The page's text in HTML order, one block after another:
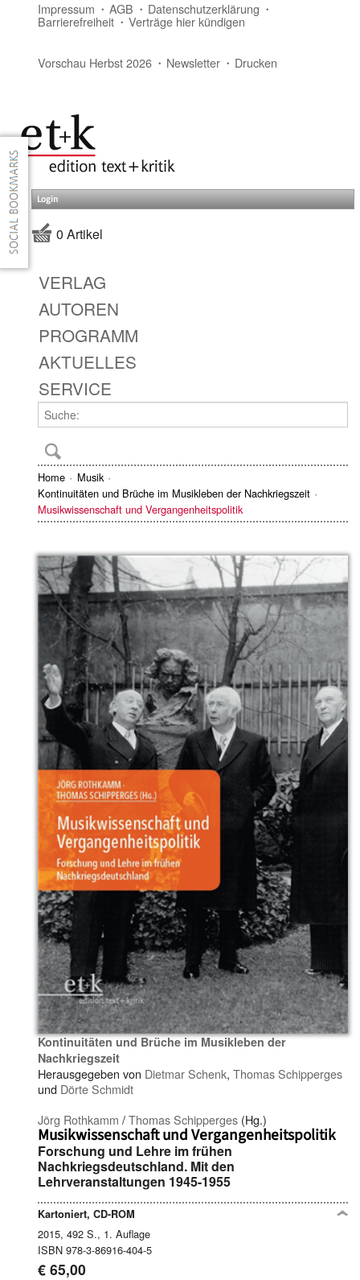
Impressum AGB Datenschutzerklärung
Barrierefreiheit Verträge hier kündigen
Vorschau Herbst 2026 Newsletter Drucken
Login
0 Artikel
VERLAG
AUTOREN
PROGRAMM
AKTUELLES
SERVICE
Home
Musik
Kontinuitäten und Brüche im Musikleben der Nachkriegszeit
Musikwissenschaft und Vergangenheitspolitik
Kontinuitäten und Brüche im Musikleben der
Nachkriegszeit
Herausgegeben von Dietmar Schenk, Thomas Schipperges
und Dörte Schmidt
Jörg Rothkamm /Thomas Schipperges (Hg.)
Musikwissenschaft und Vergangenheitspolitik
Forschung und Lehre im frühen
Nachkriegsdeutschland. Mit den
Lehrveranstaltungen 1945-1955
Kartoniert, CD-ROM
2015, 492 S., 1. Auflage
ISBN 978-3-86916-404-5
€ 65,00